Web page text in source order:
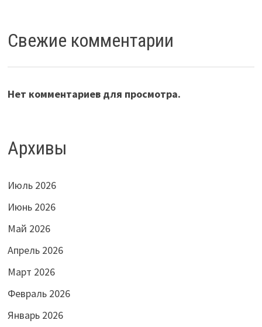
Свежие комментарии
Нет комментариев для просмотра.
Архивы
Июль 2026
Июнь 2026
Май 2026
Апрель 2026
Март 2026
Февраль 2026
Январь 2026